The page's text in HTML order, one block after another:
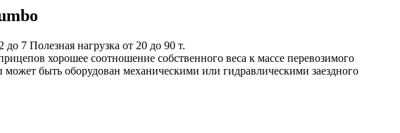
7 Полезная нагрузка от 20 до 90 т.
хорошее соотношение собственного веса к массе перевозимого
может быть оборудован механическими или гидравлическими заездного